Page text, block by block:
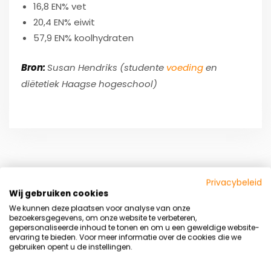
16,8 EN% vet
20,4 EN% eiwit
57,9 EN% koolhydraten
Bron:Susan Hendriks (studente voedingen
diëtetiek Haagse hogeschool)
Geef een reactie
Summer Ready programma
Privacybeleid
Wij gebruiken cookies
We kunnen deze plaatsen voor analyse van onze
bezoekersgegevens, om onze website te verbeteren,
gepersonaliseerde inhoud te tonen en om u een geweldige website-
ervaring te bieden. Voor meer informatie over de cookies die we
gebruiken opent u de instellingen.